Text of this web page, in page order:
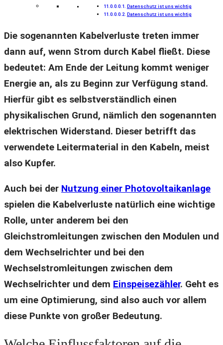
Datenschutz ist uns wichtig
Datenschutz ist uns wichtig
Die sogenannten Kabelverluste treten immer
dann auf, wenn Strom durch Kabel fließt. Diese
bedeutet: Am Ende der Leitung kommt weniger
Energie an, als zu Beginn zur Verfügung stand.
Hierfür gibt es selbstverständlich einen
physikalischen Grund, nämlich den sogenannten
elektrischen Widerstand. Dieser betrifft das
verwendete Leitermaterial in den Kabeln, meist
also Kupfer.
Auch bei der Nutzung einer Photovoltaikanlage
spielen die Kabelverluste natürlich eine wichtige
Rolle, unter anderem bei den
Gleichstromleitungen zwischen den Modulen und
dem Wechselrichter und bei den
Wechselstromleitungen zwischen dem
Wechselrichter und dem Einspeisezähler. Geht es
um eine Optimierung, sind also auch vor allem
diese Punkte von großer Bedeutung.